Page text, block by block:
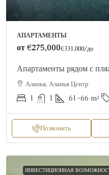
АПАРТАМЕНТЫ
от€275,000€331,000/до
Апартаменты рядом с
Аланья, Аланья Центр
1 1 61-66 m²
Позвонить
ИНВЕСТИЦИОННАЯ